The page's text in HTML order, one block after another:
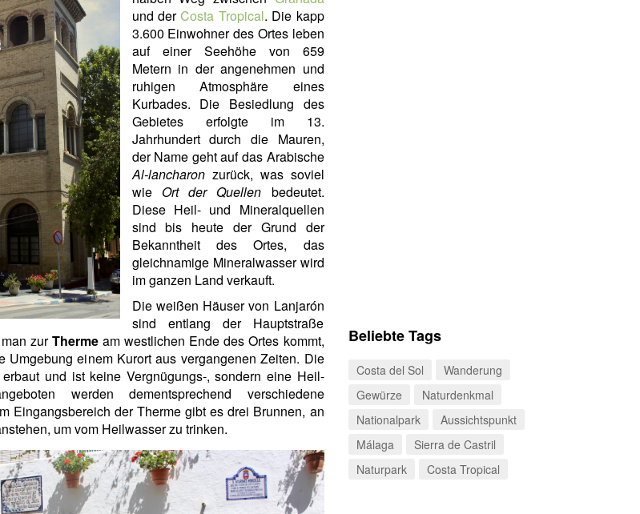
und derCosta Tropical. Die kapp
3.600 Einwohner des Ortes leben
auf einer Seehöhe von 659
Metern in der angenehmen und
ruhigen Atmosphäre eines
Kurbades. Die Besiedlung des
Gebietes erfolgte im 13.
Jahrhundert durch die Mauren,
der Name geht auf das Arabische
Al-lancharonzurück, was soviel
wie Ort der Quellen bedeutet.
Diese Heil- und Mineralquellen
sind bis heute der Grund der
Bekanntheit des Ortes, das
gleichnamige Mineralwasser wird
im ganzen Land verkauft.
Die weißen Häuser von Lanjarón
sind entlang der Hauptstraße
zurThermeam westlichen Ende des Ortes kommt,
Umgebung einem Kurort aus vergangenen Zeiten. Die
und ist keine Vergnügungs-, sondern eine Heil-
werden dementsprechend verschiedene
Eingangsbereich der Therme gibt es drei Brunnen, an
um vom Heilwasser zu trinken.
Beliebte Tags
Costa del Sol
Wanderung
Gewürze
Naturdenkmal
Nationalpark
Aussichtspunkt
Málaga
Sierra de Castril
Naturpark
Costa Tropical